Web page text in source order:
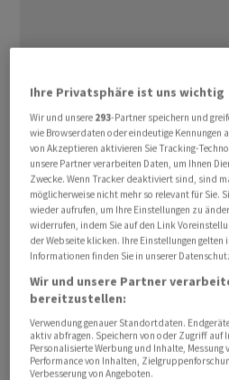
Meerenge vor dem Iran
Sprecher. «Die Durchfahrt
Abstimmung mit den
DieTUI-Schiffe seien auf dem
Mittelmeer, teilte das
Weitere Details zum
die Reederei mitteilen, sobald
feststehen. Die «MSC Euribia»
Gesellschaft nach Nordeuropa.
«Euribia» ab Kiel am 16. Mai
stattfinden.
Ihre Privatsphäre ist uns wichtig
Wir und unsere 293-Partner speichern und
wie Browserdaten oder eindeutige Kennungen
von Akzeptieren aktivieren Sie Tracking-
unsere Partner verarbeiten Daten, um Ihnen
Zwecke. Wenn Tracker deaktiviert sind, sind
möglicherweise nicht mehr so relevant für Sie.
wieder aufrufen, um Ihre Einstellungen zu
widerrufen, indem Sie auf den Link
der Webseite klicken. Ihre Einstellungen gelten
Informationen finden Sie in unserer
Wir und unsere Partner
bereitzustellen:
Verwendung genauer Standortdaten.
aktiv abfragen. Speichern von oder Zugriff auf
Personalisierte Werbung und Inhalte, Messung
Performance von Inhalten,
Verbesserung von Angeboten.